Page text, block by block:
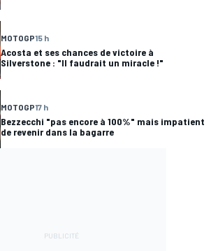
MOTOGP15 h
Acosta et ses chances de victoire à
Silverstone : "Il faudrait un miracle !"
MOTOGP17 h
Bezzecchi "pas encore à 100%" mais impatient
de revenir dans la bagarre